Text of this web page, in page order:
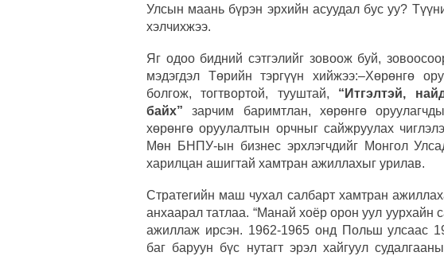
Улсын маань бүрэн эрхийн асуудал бус уу?
хэлчихжээ.
Яг одоо бидний сэтгэлийг зовоож буй,
мэдэгдэл Төрийн тэргүүн хийжээ:–Хөрөнгө
болгож, тогтвортой, тууштай, “Итгэлтэй,
байх” зарчим баримтлан, хөрөнгө
хөрөнгө оруулалтын орчныг сайжруулах
Мөн БНПУ-ын бизнес эрхлэгчдийг Монгол
харилцан ашигтай хамтран ажиллахыг урилав.
Стратегийн маш чухал салбарт хамтран
анхаарал татлаа. “Манай хоёр орон уул уурхайн
ажиллаж ирсэн. 1962-1965 онд Польш улсаас
баг баруун бүс нутагт эрэл хайгуул